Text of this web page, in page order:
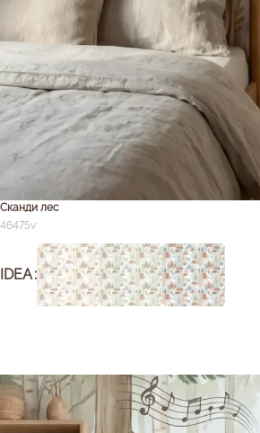
Сканди лес
46475v
IDEA